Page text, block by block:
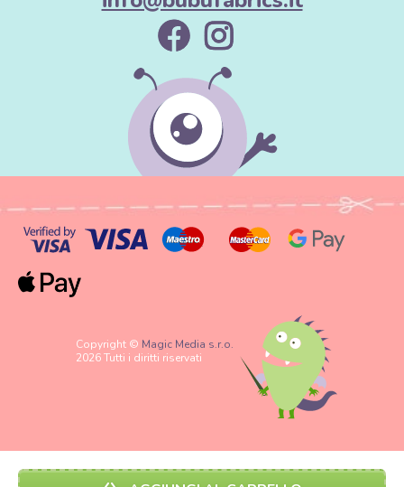
Copyright © Magic Media s.r.o.
2026 Tutti i diritti riservati